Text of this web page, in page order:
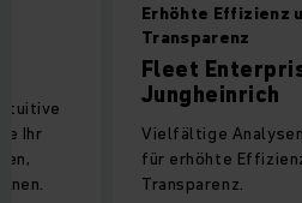
Erhöhte Effizienz
Transparenz
Fleet
Jungheinrich
Vielfältige
für erhöhte
Transparenz.
Ihr